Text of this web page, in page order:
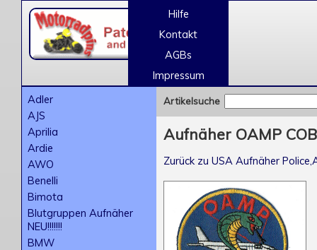
Hilfe
Kontakt
AGBs
Impressum
Adler
AJS
Aprilia
Ardie
AWO
Benelli
Bimota
Blutgruppen Aufnäher
NEU!!!!!!!
BMW
Artikelsuche
Aufnäher OAMP
Zurück zu USA Aufnäher